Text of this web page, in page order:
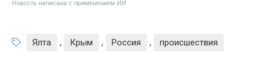
Новость написана с применением ИИ
Ялта , Крым , Россия , происшествия